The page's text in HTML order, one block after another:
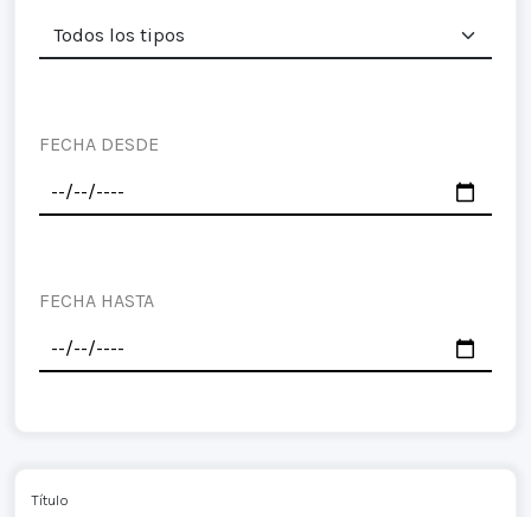
FECHA DESDE
FECHA HASTA
Título